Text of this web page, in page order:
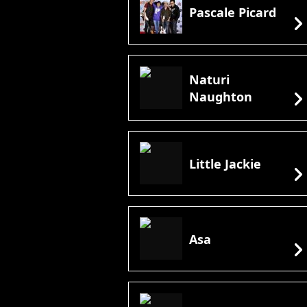
Pascale Picard chevron_right
Naturi
Naughton
chevron_right
Little Jackie chevron_right
Asa chevron_right